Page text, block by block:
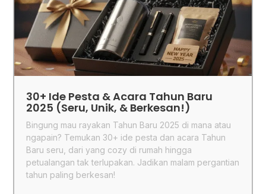
30+ Ide Pesta & Acara Tahun Baru
2025 (Seru, Unik, & Berkesan!)
Bingung mau rayakan Tahun Baru 2025 di mana atau
ngapain? Temukan 30+ ide pesta dan acara Tahun
Baru seru, dari yang cozy di rumah hingga
petualangan tak terlupakan. Jadikan malam pergantian
tahun paling berkesan!